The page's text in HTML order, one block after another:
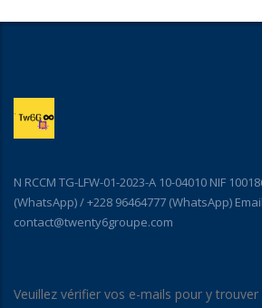
N RCCM TG-LFW-01-2023-A 10-04010 NIF
(WhatsApp) / +228 96464777 (WhatsApp)
contact@twenty6groupe.com
Veuillez vérifier vos e-mails pour y